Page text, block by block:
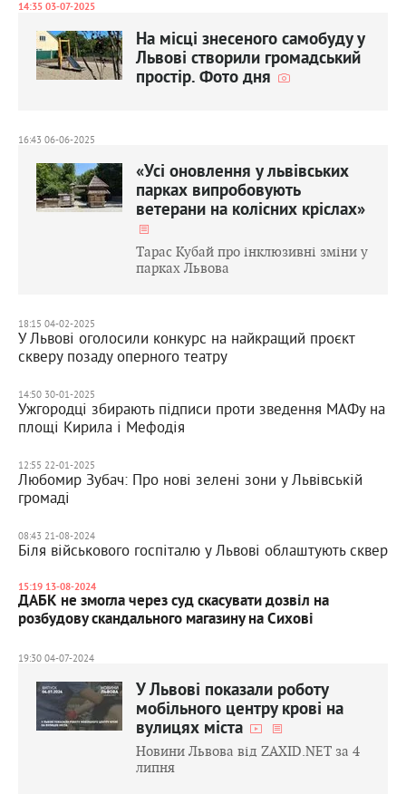
14:35 03-07-2025
На місці знесеного самобуду у
Львові створили громадський
простір. Фото дня
16:43 06-06-2025
«Усі оновлення у львівських
парках випробовують
ветерани на колісних кріслах»
Тарас Кубай про інклюзивні зміни у
парках Львова
18:15 04-02-2025
У Львові оголосили конкурс на найкращий проєкт
скверу позаду оперного театру
14:50 30-01-2025
Ужгородці збирають підписи проти зведення МАФу на
площі Кирила і Мефодія
12:55 22-01-2025
Любомир Зубач: Про нові зелені зони у Львівській
громаді
08:43 21-08-2024
Біля військового госпіталю у Львові облаштують сквер
15:19 13-08-2024
ДАБК не змогла через суд скасувати дозвіл на
розбудову скандального магазину на Сихові
19:30 04-07-2024
У Львові показали роботу
мобільного центру крові на
вулицях міста
Новини Львова від ZAXID.NET за 4
липня